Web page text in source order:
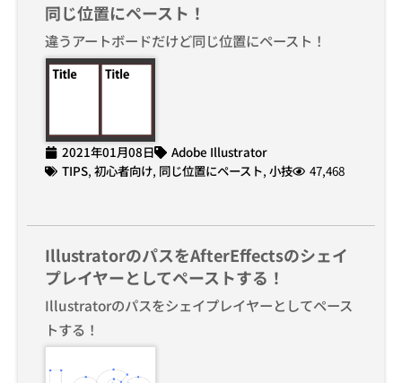
同じ位置にペースト！
違うアートボードだけど同じ位置にペースト！
2021年01月08日
Adobe Illustrator
TIPS, 初心者向け, 同じ位置にペースト, 小技 47,468
IllustratorのパスをAfterEffectsのシェイ
プレイヤーとしてペーストする！
Illustratorのパスをシェイプレイヤーとしてペース
トする！